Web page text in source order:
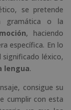
se pretende
gramática o la
, haciendo
específica. En lo
significado léxico,
lengua.
consigue su
cumplir con esta